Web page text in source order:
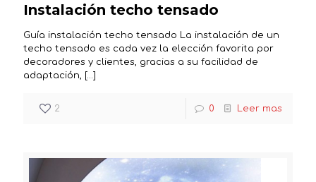
Instalación techo tensado
Guía instalación techo tensado La instalación de un
techo tensado es cada vez la elección favorita por
decoradores y clientes, gracias a su facilidad de
adaptación, […]
2 0 Leer mas